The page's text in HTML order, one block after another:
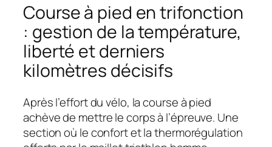
Course à pied en trifonction
: gestion de la température,
liberté et derniers
kilomètres décisifs
Après l’effort du vélo, la course à pied
achève de mettre le corps à l’épreuve. Une
section où le confort et la thermorégulation